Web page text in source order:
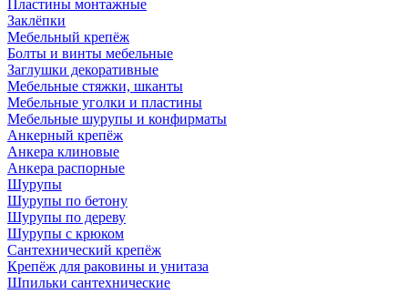
Пластины монтажные
Заклёпки
Мебельный крепёж
Болты и винты мебельные
Заглушки декоративные
Мебельные стяжки, шканты
Мебельные уголки и пластины
Мебельные шурупы и конфирматы
Анкерный крепёж
Анкера клиновые
Анкера распорные
Шурупы
Шурупы по бетону
Шурупы по дереву
Шурупы с крюком
Сантехнический крепёж
Крепёж для раковины и унитаза
Шпильки сантехнические